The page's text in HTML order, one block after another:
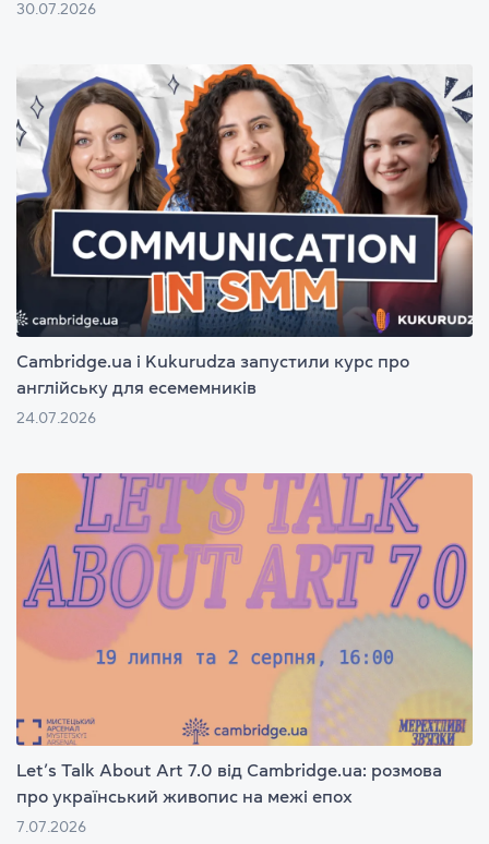
30.07.2026
Cambridge.ua і Kukurudza запустили курс про
англійську для есемемників
24.07.2026
Let’s Talk About Art 7.0 від Cambridge.ua: розмова
про український живопис на межі епох
7.07.2026